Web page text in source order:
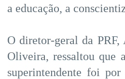
a educação, a
O diretor-geral da PRF,
Oliveira, ressaltou que
superintendente foi